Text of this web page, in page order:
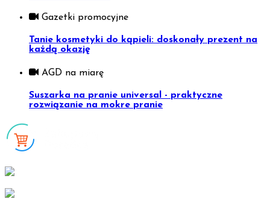
Gazetki promocyjne
Tanie kosmetyki do kąpieli: doskonały prezent na
każdą okazję
AGD na miarę
Suszarka na pranie universal - praktyczne
rozwiązanie na mokre pranie